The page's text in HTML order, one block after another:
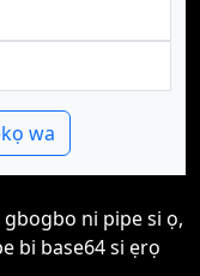
wa
ni pipe si ọ,
bi base64 si ẹrọ